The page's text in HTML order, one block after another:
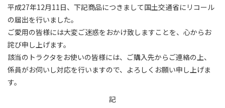
平成27年12月11日、下記商品につきまして国土交通省にリコール
の届出を行いました。
ご愛用の皆様には大変ご迷惑をおかけ致しますことを、心からお
詫び申し上げます。
該当のトラクタをお使いの皆様には、ご購入先からご連絡の上、
係員がお伺いし対応を行いますので、よろしくお願い申し上げま
す。
記